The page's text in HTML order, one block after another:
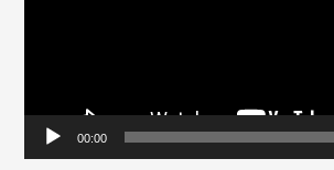
00:00